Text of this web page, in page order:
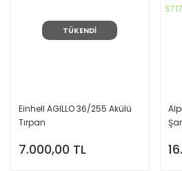
TÜKENDİ
Einhell AGILLO 36/255 Akülü
Tırpan
7.000,00 TL